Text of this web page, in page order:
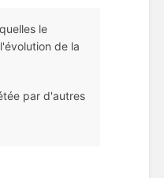
le
de la
par d'autres